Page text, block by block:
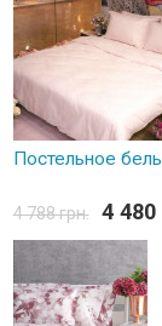
Постельное
4 788 грн. 4 480